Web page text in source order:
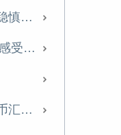
《领导文萃》张明专访：如何稳慎扎实推进人民币国际化
张明：2024年宏观数据与微观感受之间的“温差”有望显著缩小
《领导文萃》张明专访：人民币汇率的未来走势与制度改革